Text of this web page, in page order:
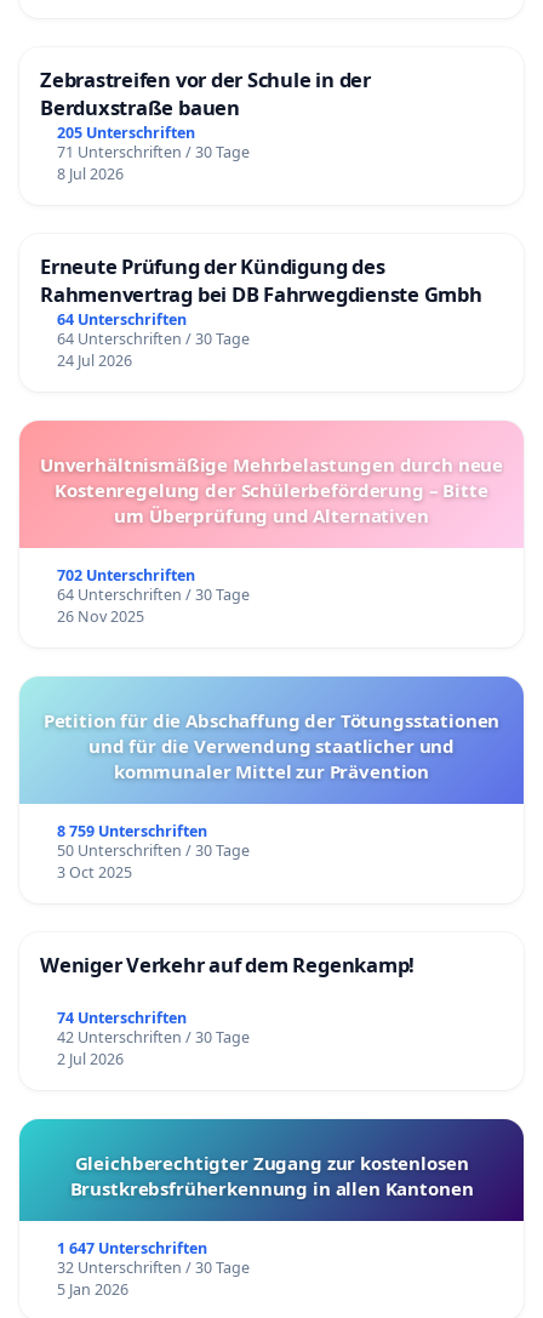
Zebrastreifen vor der Schule in der
Berduxstraße bauen
205 Unterschriften
71 Unterschriften / 30 Tage
8 Jul 2026
Erneute Prüfung der Kündigung des
Rahmenvertrag bei DB Fahrwegdienste Gmbh
64 Unterschriften
64 Unterschriften / 30 Tage
24 Jul 2026
Unverhältnismäßige Mehrbelastungen durch neue
Kostenregelung der Schülerbeförderung – Bitte
um Überprüfung und Alternativen
702 Unterschriften
64 Unterschriften / 30 Tage
26 Nov 2025
Petition für die Abschaffung der Tötungsstationen
und für die Verwendung staatlicher und
kommunaler Mittel zur Prävention
8 759 Unterschriften
50 Unterschriften / 30 Tage
3 Oct 2025
Weniger Verkehr auf dem Regenkamp!
74 Unterschriften
42 Unterschriften / 30 Tage
2 Jul 2026
Gleichberechtigter Zugang zur kostenlosen
Brustkrebsfrüherkennung in allen Kantonen
1 647 Unterschriften
32 Unterschriften / 30 Tage
5 Jan 2026